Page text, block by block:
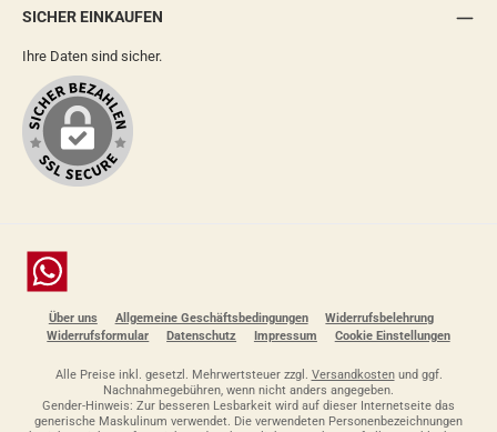
SICHER EINKAUFEN
Ihre Daten sind sicher.
Chat
Über uns Allgemeine Geschäftsbedingungen
Widerrufsbelehrung
Widerrufsformular
Datenschutz Impressum Cookie Einstellungen
Alle Preise inkl. gesetzl. Mehrwertsteuer zzgl. Versandkostenund ggf.
Nachnahmegebühren, wenn nicht anders angegeben.
Gender-Hinweis: Zur besseren Lesbarkeit wird auf dieser Internetseite das
generische Maskulinum verwendet. Die verwendeten Personenbezeichnungen